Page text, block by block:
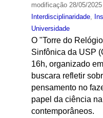
modificação28/05/2025
Interdisciplinaridade,
Universidade
O "Torre do
Sinfônica da USP
16h, organizado
buscara refletir
pensamento no
papel da ciência
contemporâneos.